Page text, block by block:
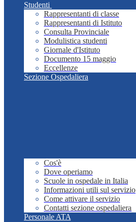
Studenti
Rappresentanti di classe
Rappresentanti di Istituto
Consulta Provinciale
Modulistica studenti
Giornale d'Istituto
Documento 15 maggio
Eccellenze
Sezione Ospedaliera
Cos'è
Dove operiamo
Scuole in ospedale in Italia
Informazioni utili sul servizio
Come attivare il servizio
Contatti sezione ospedaliera
Personale ATA